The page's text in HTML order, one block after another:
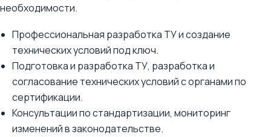
необходимости.
Профессиональная разработка ТУ и создание
технических условий под ключ.
Подготовка и разработка ТУ, разработка и
согласование технических условий с органами по
сертификации.
Консультации по стандартизации, мониторинг
изменений в законодательстве.